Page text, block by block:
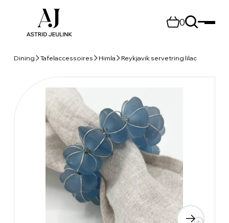
0
Dining Tafelaccessoires Himla Reykjavik servetring lilac